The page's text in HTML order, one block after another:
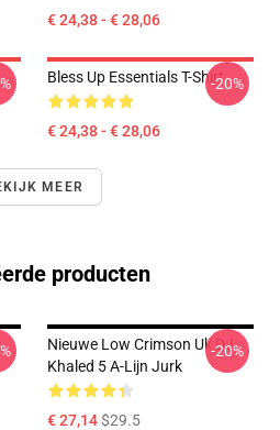
€ 24,38 - € 28,06
Bless Up Essentials T-Shirt
€ 24,38 - € 28,06
-20%
MEER
producten
Nieuwe Low Crimson Uk DJ
Khaled 5 A-Lijn Jurk
€ 27,14$29.5
-20%